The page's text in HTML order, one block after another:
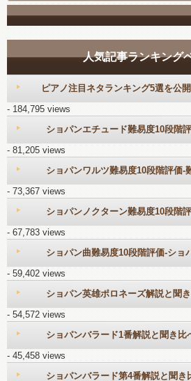
人気記事ランキング
ピアノ注目ネタランキング5選を公
- 184,795 views
ショパンエチュード難易度10段階
- 81,205 views
ショパンワルツ難易度10段階評価-
- 73,367 views
ショパンノクターン難易度10段階
- 67,783 views
ショパン曲難易度10段階評価-ショ
- 59,402 views
ショパン英雄ポロネーズ解説と聞
- 54,572 views
ショパンバラード1番解説と聞き比
- 45,458 views
ショパンバラード第4番解説と聞き